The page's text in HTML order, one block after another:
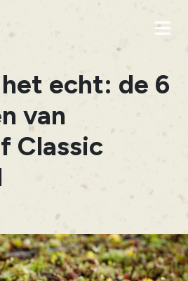
echt: de 6
van
Classic